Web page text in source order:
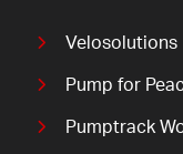
Velosolutions
Pump for
Pumptrack